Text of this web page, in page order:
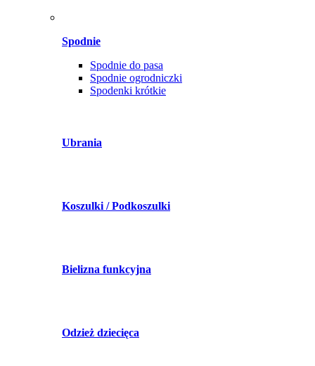
Spodnie
Spodnie do pasa
Spodnie ogrodniczki
Spodenki krótkie
Ubrania
Koszulki / Podkoszulki
Bielizna funkcyjna
Odzież dziecięca